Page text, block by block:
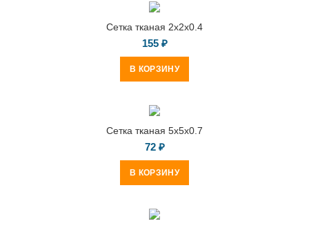
Сетка тканая 2х2х0.4
155 ₽
В КОРЗИНУ
Сетка тканая 5х5х0.7
72 ₽
В КОРЗИНУ